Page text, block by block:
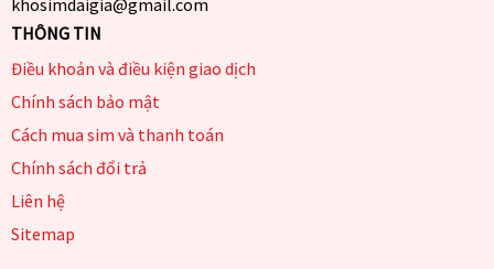
khosimdaigia@gmail.com
THÔNG TIN
Điều khoản và điều kiện giao dịch
Chính sách bảo mật
Cách mua sim và thanh toán
Chính sách đổi trả
Liên hệ
Sitemap